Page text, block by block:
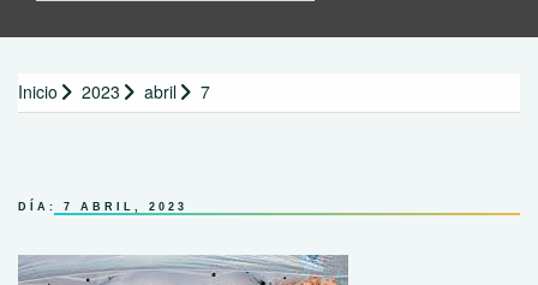
Inicio 2023 abril 7
DÍA: 7 ABRIL, 2023